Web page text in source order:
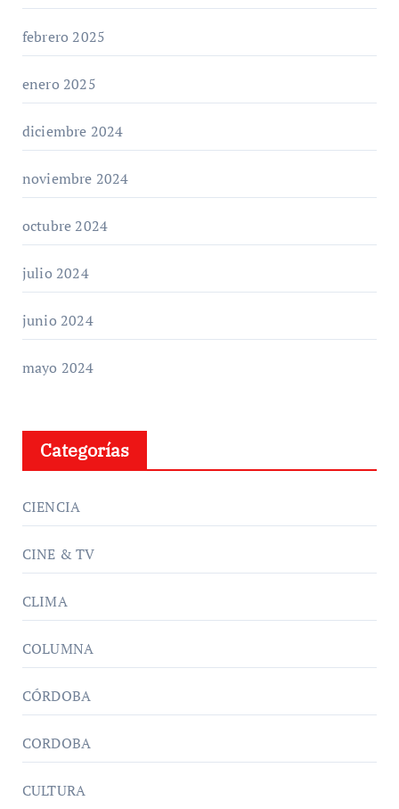
febrero 2025
enero 2025
diciembre 2024
noviembre 2024
octubre 2024
julio 2024
junio 2024
mayo 2024
Categorías
CIENCIA
CINE & TV
CLIMA
COLUMNA
CÓRDOBA
CORDOBA
CULTURA